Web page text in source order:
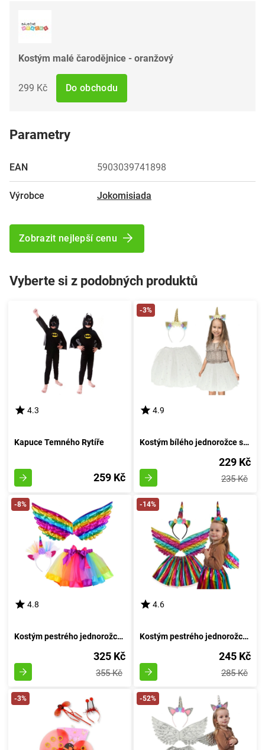
Kostým malé čarodějnice - oranžový
299 Kč Do obchodu
Parametry
EAN 5903039741898
Výrobce Jokomisiada
Zobrazit nejlepší cenu
Vyberte si z podobných produktů
4.3
Kapuce Temného Rytíře
259 Kč
-3%
4.9
Kostým bílého jednorožce se zlatými detaily
229 Kč
235 Kč
-8%
4.8
Kostým pestrého jednorožce s perutěmi duhy
325 Kč
355 Kč
-14%
4.6
Kostým pestrého jednorožce s křídly
245 Kč
285 Kč
-3% -52%